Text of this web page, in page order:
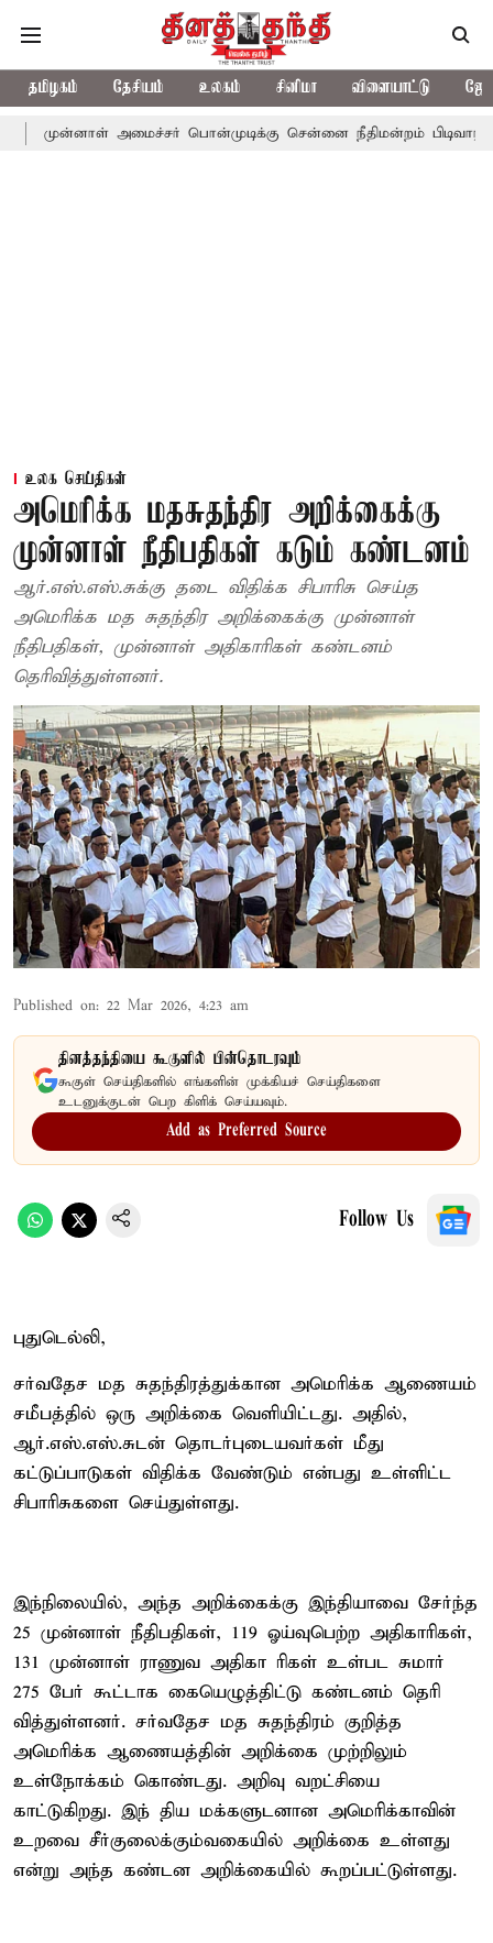
தமிழகம் தேசியம் உலகம் சினிமா விளையாட்டு
அமைச்சர் பொன்முடிக்கு சென்னை நீதிமன்றம் பிடிவாராண்ட்
உலக செய்திகள்
அமெரிக்க மதசுதந்திர அறிக்கைக்கு
முன்னாள் நீதிபதிகள் கடும் கண்டனம்
ஆர்.எஸ்.எஸ்.சுக்கு தடை விதிக்க சிபாரிசு செய்த
அமெரிக்க மத சுதந்திர அறிக்கைக்கு முன்னாள்
நீதிபதிகள், முன்னாள் அதிகாரிகள் கண்டனம்
தெரிவித்துள்ளனர்.
Published on: 22 Mar 2026, 4:23 am
தினத்தந்தியை கூகுளில் பின்தொடரவும்
கூகுள் செய்திகளில் எங்களின் முக்கியச் செய்திகளை
உடனுக்குடன் பெற கிளிக் செய்யவும்.
Add as Preferred Source
Follow Us
புதுடெல்லி,
சர்வதேச மத சுதந்திரத்துக்கான அமெரிக்க ஆணையம்
சமீபத்தில் ஒரு அறிக்கை வெளியிட்டது. அதில்,
ஆர்.எஸ்.எஸ்.சுடன் தொடர்புடையவர்கள் மீது
கட்டுப்பாடுகள் விதிக்க வேண்டும் என்பது உள்ளிட்ட
சிபாரிசுகளை செய்துள்ளது.
இந்நிலையில், அந்த அறிக்கைக்கு இந்தியாவை சேர்ந்த
25 முன்னாள் நீதிபதிகள், 119 ஓய்வுபெற்ற அதிகாரிகள்,
131 முன்னாள் ராணுவ அதிகா ரிகள் உள்பட சுமார்
275 பேர் கூட்டாக கையெழுத்திட்டு கண்டனம் தெரி
வித்துள்ளனர். சர்வதேச மத சுதந்திரம் குறித்த
அமெரிக்க ஆணையத்தின் அறிக்கை முற்றிலும்
உள்நோக்கம் கொண்டது. அறிவு வறட்சியை
காட்டுகிறது. இந் திய மக்களுடனான அமெரிக்காவின்
உறவை சீர்குலைக்கும்வகையில் அறிக்கை உள்ளது
என்று அந்த கண்டன அறிக்கையில் கூறப்பட்டுள்ளது.